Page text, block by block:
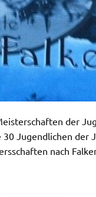
der
Jugendlichen der
nach